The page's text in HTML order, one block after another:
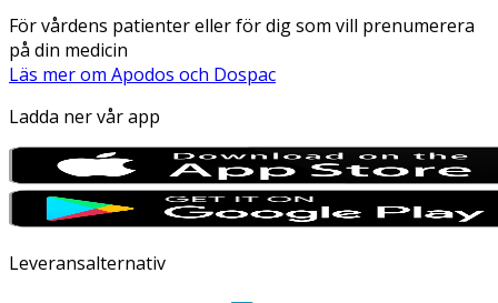
För vårdens patienter eller för dig som vill prenumerera
på din medicin
Läs mer om Apodos och Dospac
Ladda ner vår app
Leveransalternativ